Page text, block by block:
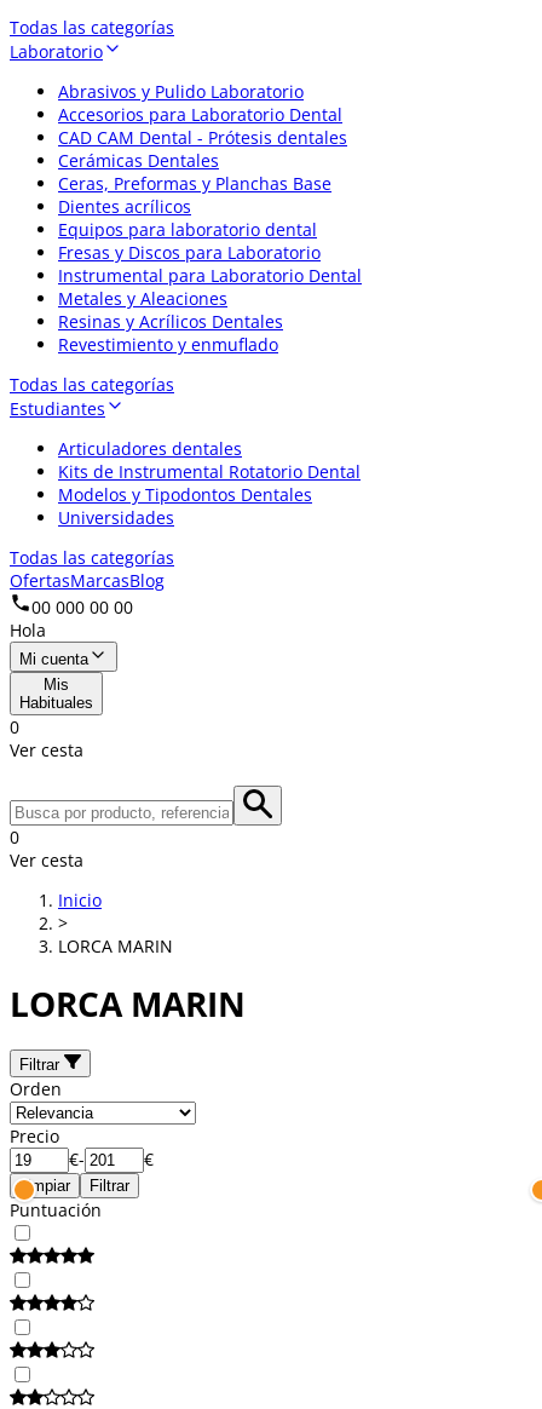
Todas las categorías
Laboratorio
Abrasivos y Pulido Laboratorio
Accesorios para Laboratorio Dental
CAD CAM Dental - Prótesis dentales
Cerámicas Dentales
Ceras, Preformas y Planchas Base
Dientes acrílicos
Equipos para laboratorio dental
Fresas y Discos para Laboratorio
Instrumental para Laboratorio Dental
Metales y Aleaciones
Resinas y Acrílicos Dentales
Revestimiento y enmuflado
Todas las categorías
Estudiantes
Articuladores dentales
Kits de Instrumental Rotatorio Dental
Modelos y Tipodontos Dentales
Universidades
Todas las categorías
OfertasMarcasBlog
00 000 00 00
Hola
Mi cuenta
Mis
Habituales
0
Ver cesta
0
Ver cesta
Inicio
>
LORCA MARIN
LORCA MARIN
Filtrar
Orden
Precio
€- €
Limpiar Filtrar
Puntuación